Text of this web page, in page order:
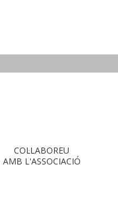
COL·LABOREU
AMB L'ASSOCIACIÓ